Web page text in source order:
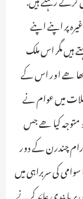
پر اپنے اپنے
ہیں مگر اس ملک
ھے اور اس کے
میں عوام نے
متوجہ کیا ھے جس
رام چندرن کے دور
کی سربراہی میں